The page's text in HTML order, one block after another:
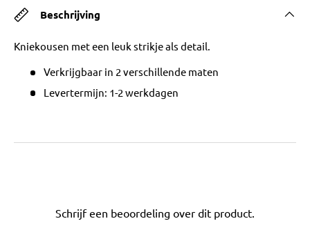
Beschrijving
Kniekousen met een leuk strikje als detail.
Verkrijgbaar in 2 verschillende maten
Levertermijn: 1-2 werkdagen
Schrijf een beoordeling over dit product.